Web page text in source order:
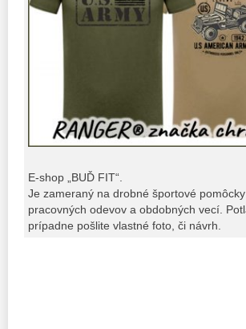
E-shop „BUĎ FIT“.
Je zameraný na drobné športové
pracovných odevov a obdobných vecí.
prípadne pošlite vlastné foto, či návrh.